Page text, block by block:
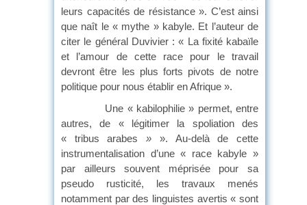
leurs capacités de résistance ». C’est ainsi
que naît le « mythe » kabyle. Et l’auteur de
citer le général Duvivier : « La fixité kabaïle
et l’amour de cette race pour le travail
devront être les plus forts pivots de notre
politique pour nous établir en Afrique ».
Une « kabilophilie » permet, entre
autres, de « légitimer la spoliation des
« tribus arabes » ». Au-delà de cette
instrumentalisation d’une « race kabyle »
par ailleurs souvent méprisée pour sa
pseudo rusticité, les travaux menés
notamment par des linguistes avertis « sont